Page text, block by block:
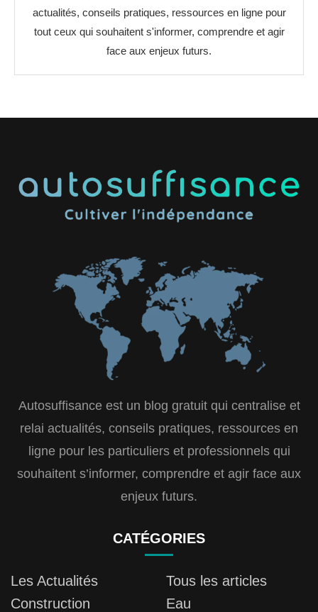
actualités, conseils pratiques, ressources en ligne pour
tout ceux qui souhaitent s'informer, comprendre et agir
face aux enjeux futurs.
Autosuffisance est un blog gratuit qui centralise et
relai actualités, conseils pratiques, ressources en
ligne pour les particuliers et professionnels qui
souhaitent s’informer, comprendre et agir face aux
enjeux futurs.
CATÉGORIES
Les Actualités
Tous les articles
Construction
Eau